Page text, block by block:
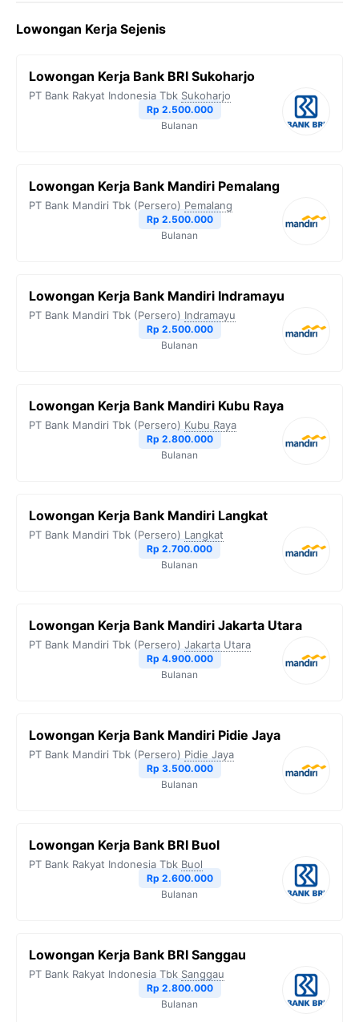
e
o
t
e
e
r
t
A
y
n
k
Lowongan Kerja Sejenis
Lowongan Kerja Bank BRI Sukoharjo
PT Bank Rakyat Indonesia Tbk Sukoharjo
Rp 2.500.000
Bulanan
Lowongan Kerja Bank Mandiri Pemalang
PT Bank Mandiri Tbk (Persero) Pemalang
Rp 2.500.000
Bulanan
Lowongan Kerja Bank Mandiri Indramayu
PT Bank Mandiri Tbk (Persero) Indramayu
Rp 2.500.000
Bulanan
Lowongan Kerja Bank Mandiri Kubu Raya
PT Bank Mandiri Tbk (Persero) Kubu Raya
Rp 2.800.000
Bulanan
Lowongan Kerja Bank Mandiri Langkat
PT Bank Mandiri Tbk (Persero) Langkat
Rp 2.700.000
Bulanan
Lowongan Kerja Bank Mandiri Jakarta Utara
PT Bank Mandiri Tbk (Persero) Jakarta Utara
Rp 4.900.000
Bulanan
Lowongan Kerja Bank Mandiri Pidie Jaya
PT Bank Mandiri Tbk (Persero) Pidie Jaya
Rp 3.500.000
Bulanan
Lowongan Kerja Bank BRI Buol
PT Bank Rakyat Indonesia Tbk Buol
Rp 2.600.000
Bulanan
Lowongan Kerja Bank BRI Sanggau
PT Bank Rakyat Indonesia Tbk Sanggau
Rp 2.800.000
Bulanan